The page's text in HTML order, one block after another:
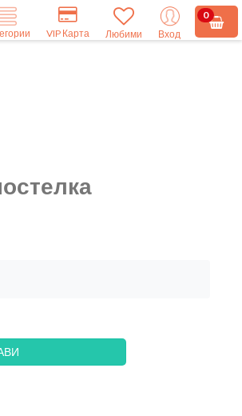
VIP Карта Любими Вход
0